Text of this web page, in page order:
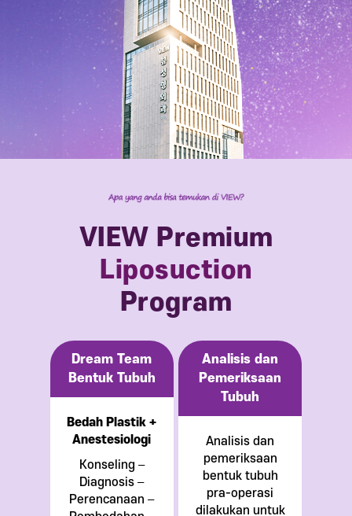
VIEW Premium
Liposuction
Program
Dream Team
Bentuk Tubuh
Bedah Plastik +
Anestesiologi
Konseling –
Diagnosis –
Perencanaan –
Analisis dan
Pemeriksaan
Tubuh
Analisis dan
pemeriksaan
bentuk tubuh
pra-operasi
dilakukan untuk